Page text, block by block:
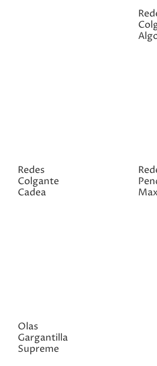
Redes
Colgante
Cadea
Olas
Gargantilla
Supreme